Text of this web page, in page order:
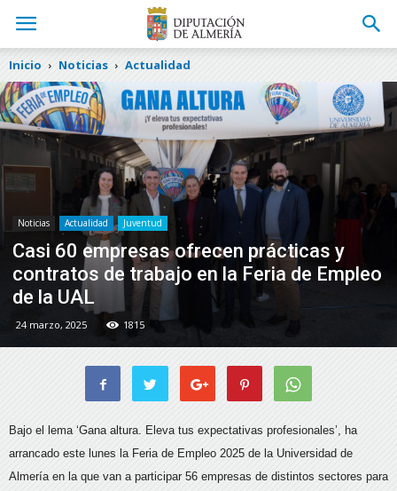
Inicio Noticias Actualidad
Noticias Actualidad Juventud
Casi 60 empresas ofrecen prácticas y
contratos de trabajo en la Feria de Empleo
de la UAL
24 marzo, 2025 1815
Bajo el lema ‘Gana altura. Eleva tus expectativas profesionales’, ha
arrancado este lunes la Feria de Empleo 2025 de la Universidad de
Almería en la que van a participar 56 empresas de distintos sectores para